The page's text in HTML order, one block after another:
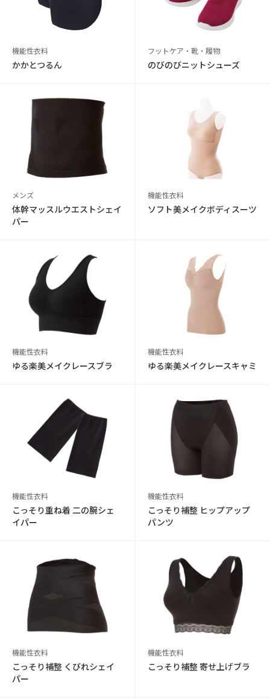
機能性衣料
かかとつるん
フットケア・靴・履物
のびのびニットシューズ
メンズ
体幹マッスルウエストシェイ
パー
機能性衣料
ソフト美メイクボディスーツ
機能性衣料
ゆる楽美メイクレースブラ
機能性衣料
ゆる楽美メイクレースキャミ
機能性衣料
こっそり重ね着 二の腕シェ
イパー
機能性衣料
こっそり補整 ヒップアップ
パンツ
機能性衣料
こっそり補整 くびれシェイ
パー
機能性衣料
こっそり補整 寄せ上げブラ